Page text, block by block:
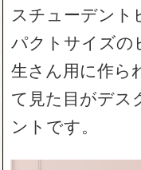
スチューデント
パクトサイズの
生さん用に作ら
て見た目がデス
ントです。